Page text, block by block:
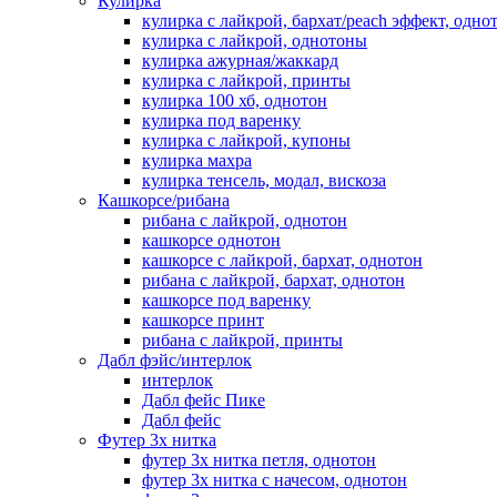
кулирка с лайкрой, бархат/peach эффект,
кулирка с лайкрой, однотоны
кулирка ажурная/жаккард
кулирка с лайкрой, принты
кулирка 100 хб, однотон
кулирка под варенку
кулирка с лайкрой, купоны
кулирка махра
кулирка тенсель, модал, вискоза
Кашкорсе/рибана
рибана с лайкрой, однотон
кашкорсе однотон
кашкорсе с лайкрой, бархат, однотон
рибана с лайкрой, бархат, однотон
кашкорсе под варенку
кашкорсе принт
рибана с лайкрой, принты
Дабл фэйс/интерлок
интерлок
Дабл фейс Пике
Дабл фейс
Футер 3х нитка
футер 3х нитка петля, однотон
футер 3х нитка с начесом, однотон